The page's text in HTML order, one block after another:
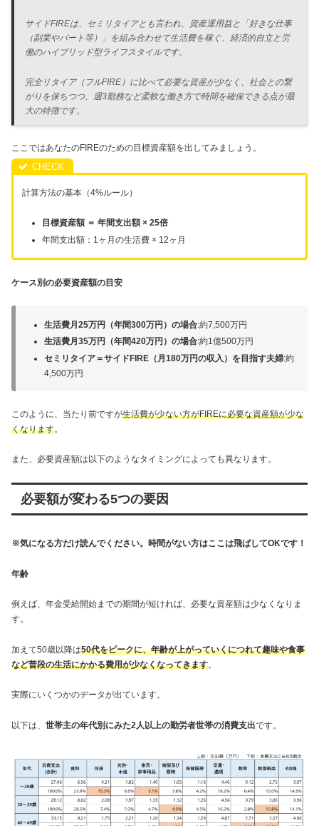
サイドFIREは、セミリタイアとも言われ、資産運用益と「好きな仕事
（副業やパート等）」を組み合わせて生活費を稼ぐ、経済的自立と労
働のハイブリッド型ライフスタイルです。
完全リタイア（フルFIRE）に比べて必要な資産が少なく、社会との繋
がりを保ちつつ、週3勤務など柔軟な働き方で時間を確保できる点が最
大の特徴です。
ここではあなたのFIREのための目標資産額を出してみましょう。
計算方法の基本（4%ルール）
目標資産額 ＝ 年間支出額 × 25倍
年間支出額：1ヶ月の生活費 × 12ヶ月
ケース別の必要資産額の目安
生活費月25万円（年間300万円）の場合:約7,500万円
生活費月35万円（年間420万円）の場合:約1億500万円
セミリタイア＝サイドFIRE（月180万円の収入）を目指す夫婦:約
4,500万円
このように、当たり前ですが生活費が少ない方がFIREに必要な資産額が少な
くなります。
また、必要資産額は以下のようなタイミングによっても異なります。
必要額が変わる5つの要因
※気になる方だけ読んでください。時間がない方はここは飛ばしてOKです！
年齢
例えば、年金受給開始までの期間が短ければ、必要な資産額は少なくなりま
す。
加えて50歳以降は50代をピークに、年齢が上がっていくにつれて趣味や食事
など普段の生活にかかる費用が少なくなってきます。
実際にいくつかのデータが出ています。
以下は、 世帯主の年代別にみた2人以上の勤労者世帯の消費支出です。